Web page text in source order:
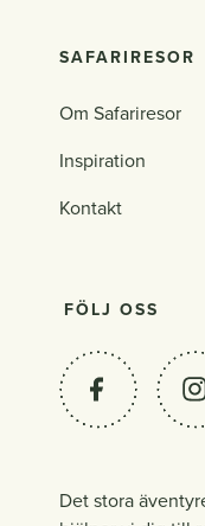
SAFARIRESOR
Om Safariresor
Inspiration
Kontakt
FÖLJ OSS
Det stora